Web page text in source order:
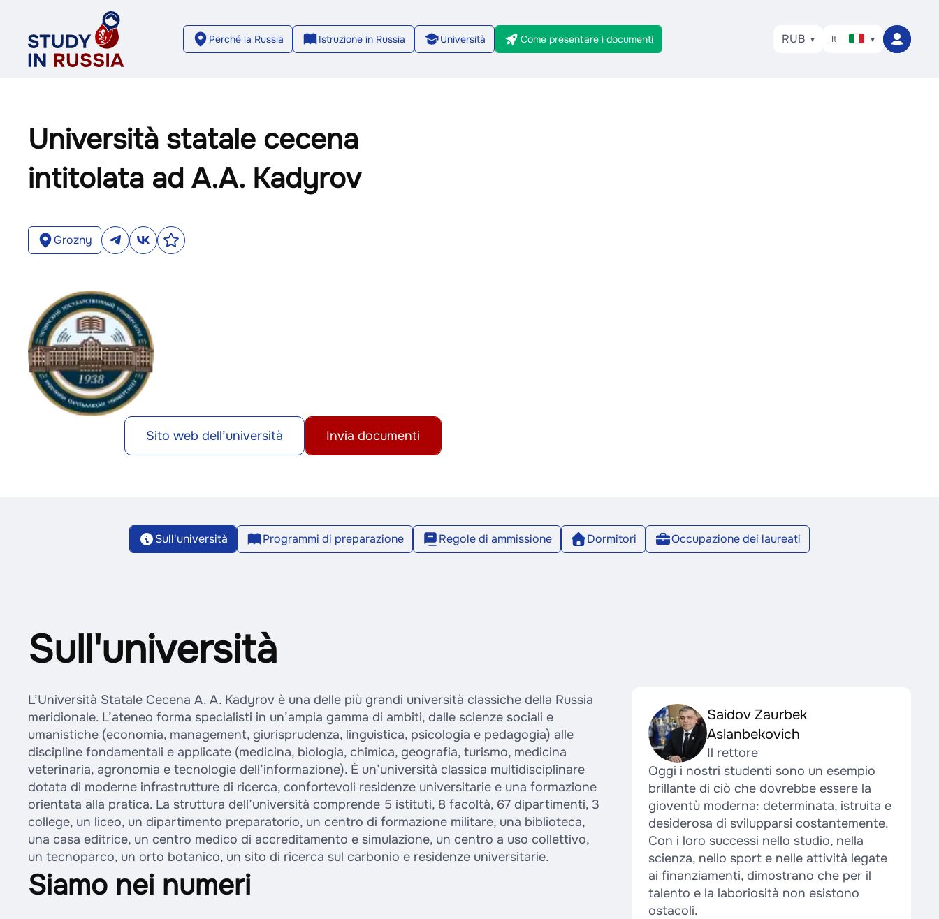
Perché la Russia Istruzione in Russia Università Come presentare i documenti RUB It
Università statale cecena
intitolata ad A.A. Kadyrov
Grozny
Sito web dell’università Invia documenti
2/8
Sull'università Programmi di preparazione Regole di ammissione Dormitori Occupazione dei laureati
Saidov Zaurbek
Aslanbekovich
Il rettore
Oggi i nostri studenti sono un esempio
brillante di ciò che dovrebbe essere la
gioventù moderna: determinata, istruita e
desiderosa di svilupparsi costantemente.
Con i loro successi nello studio, nella
scienza, nello sport e nelle attività legate
ai finanziamenti, dimostrano che per il
talento e la laboriosità non esistono
ostacoli.
Sull'università
L’Università Statale Cecena A. A. Kadyrov è una delle più grandi università classiche della Russia
meridionale. L’ateneo forma specialisti in un’ampia gamma di ambiti, dalle scienze sociali e
umanistiche (economia, management, giurisprudenza, linguistica, psicologia e pedagogia) alle
discipline fondamentali e applicate (medicina, biologia, chimica, geografia, turismo, medicina
veterinaria, agronomia e tecnologie dell’informazione). È un’università classica multidisciplinare
dotata di moderne infrastrutture di ricerca, confortevoli residenze universitarie e una formazione
orientata alla pratica. La struttura dell’università comprende 5 istituti, 8 facoltà, 67 dipartimenti, 3
college, un liceo, un dipartimento preparatorio, un centro di formazione militare, una biblioteca,
una casa editrice, un centro medico di accreditamento e simulazione, un centro a uso collettivo,
un tecnoparco, un orto botanico, un sito di ricerca sul carbonio e residenze universitarie.
Siamo nei numeri